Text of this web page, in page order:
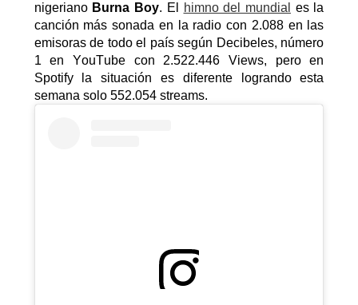
nigeriano Burna Boy. El himno del mundial es la
canción más sonada en la radio con 2.088 en las
emisoras de todo el país según Decibeles, número
1 en YouTube con 2.522.446 Views, pero en
Spotify la situación es diferente logrando esta
semana solo 552.054 streams.